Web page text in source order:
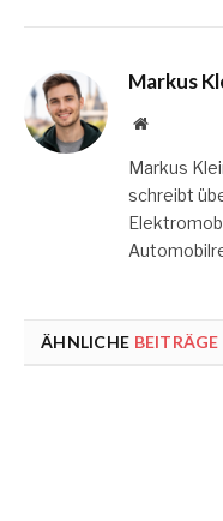
Markus
Website
Markus
schreibt
ÄHNLICHE BEITRÄGE